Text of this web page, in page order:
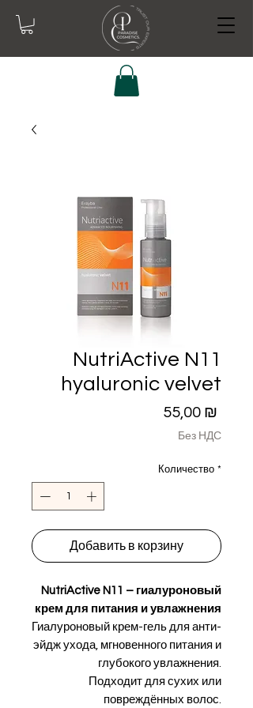
NutriActive N11
hyaluronic velvet
55,00 ₪
Без НДС
Количество *
Добавить в корзину
NutriActive N11 – гиалуроновый
крем для питания и увлажнения
Гиалуроновый крем-гель для анти-
эйдж ухода, мгновенного питания и
глубокого увлажнения.
Подходит для сухих или
повреждённых волос.